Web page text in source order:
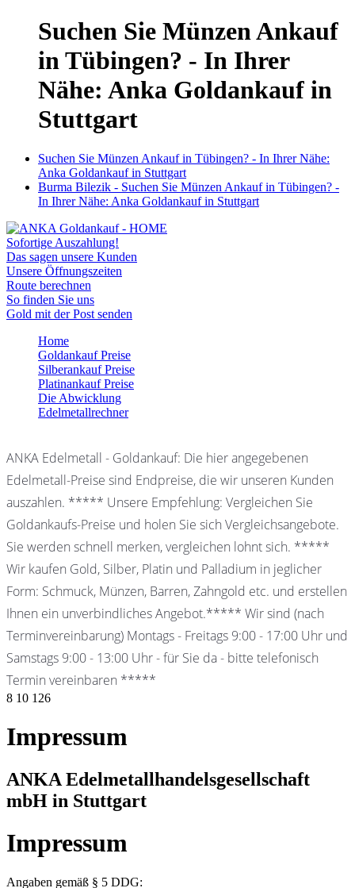
Suchen Sie Münzen Ankauf
in Tübingen? - In Ihrer
Nähe: Anka Goldankauf in
Stuttgart
Suchen Sie Münzen Ankauf in Tübingen? - In Ihrer Nähe:
Anka Goldankauf in Stuttgart
Burma Bilezik - Suchen Sie Münzen Ankauf in Tübingen? -
In Ihrer Nähe: Anka Goldankauf in Stuttgart
Sofortige Auszahlung!
Das sagen unsere Kunden
Unsere Öffnungszeiten
Route berechnen
So finden Sie uns
Gold mit der Post senden
Home
Goldankauf Preise
Silberankauf Preise
Platinankauf Preise
Die Abwicklung
Edelmetallrechner
ANKA Edelmetall - Goldankauf: Die hier angegebenen
Edelmetall-Preise sind Endpreise, die wir unseren Kunden
auszahlen. ***** Unsere Empfehlung: Vergleichen Sie
Goldankaufs-Preise und holen Sie sich Vergleichsangebote.
Sie werden schnell merken, vergleichen lohnt sich. *****
Wir kaufen Gold, Silber, Platin und Palladium in jeglicher
Form: Schmuck, Münzen, Barren, Zahngold etc. und erstellen
Ihnen ein unverbindliches Angebot.***** Wir sind (nach
Terminvereinbarung) Montags - Freitags 9:00 - 17:00 Uhr und
Samstags 9:00 - 13:00 Uhr - für Sie da - bitte telefonisch
Termin vereinbaren *****
8 10 126
Impressum
ANKA Edelmetallhandelsgesellschaft
mbH in Stuttgart
Impressum
Angaben gemäß § 5 DDG: